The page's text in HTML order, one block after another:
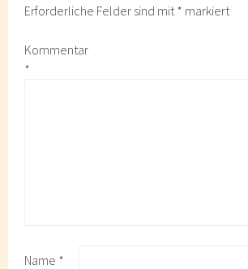
Erforderliche Felder sind mit * markiert
Kommentar
*
Name *